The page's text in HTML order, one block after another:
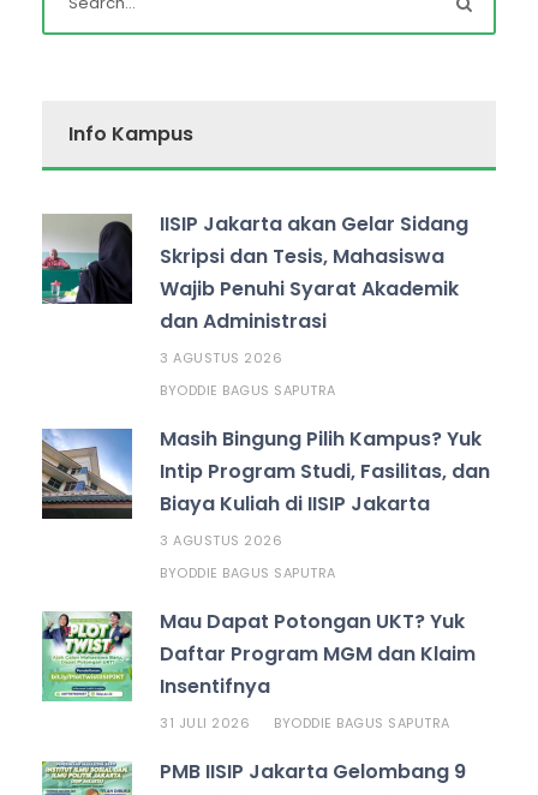
Info Kampus
IISIP Jakarta akan Gelar Sidang
Skripsi dan Tesis, Mahasiswa
Wajib Penuhi Syarat Akademik
dan Administrasi
3 AGUSTUS 2026
BYODDIE BAGUS SAPUTRA
Masih Bingung Pilih Kampus? Yuk
Intip Program Studi, Fasilitas, dan
Biaya Kuliah di IISIP Jakarta
3 AGUSTUS 2026
BYODDIE BAGUS SAPUTRA
Mau Dapat Potongan UKT? Yuk
Daftar Program MGM dan Klaim
Insentifnya
31 JULI 2026 BYODDIE BAGUS SAPUTRA
PMB IISIP Jakarta Gelombang 9